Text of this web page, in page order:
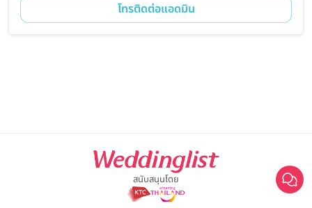
โทรติดต่อแอดมิน
สนับสนุนโดย